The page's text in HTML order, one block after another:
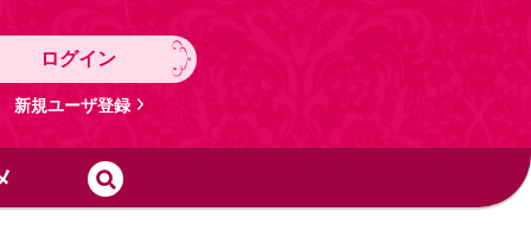
ログイン
新規ユーザ登録